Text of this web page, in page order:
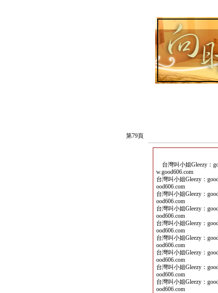
第79頁
台灣叫小姐Gleezy：
w.good606.com
台灣叫小姐Gleezy：
ood606.com
台灣叫小姐Gleezy：
ood606.com
台灣叫小姐Gleezy：
ood606.com
台灣叫小姐Gleezy：
ood606.com
台灣叫小姐Gleezy：
ood606.com
台灣叫小姐Gleezy：
ood606.com
台灣叫小姐Gleezy：
ood606.com
台灣叫小姐Gleezy：
ood606.com